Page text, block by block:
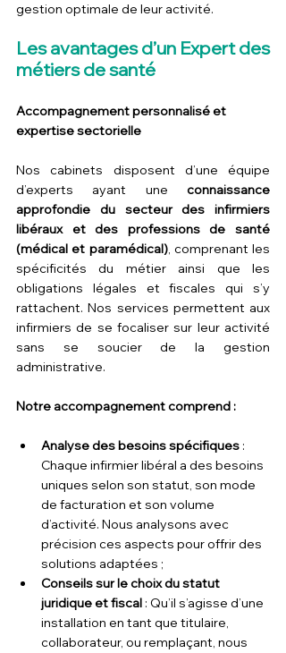
gestion optimale de leur activité.
Les avantages d’un Expert des
métiers de santé
Accompagnement personnalisé et
expertise sectorielle
Nos cabinets disposent d’une équipe
d’experts ayant une connaissance
approfondie du secteur des infirmiers
libéraux et des professions de santé
(médical et paramédical), comprenant les
spécificités du métier ainsi que les
obligations légales et fiscales qui s’y
rattachent. Nos services permettent aux
infirmiers de se focaliser sur leur activité
sans se soucier de la gestion
administrative.
Notre accompagnement comprend :
Analyse des besoins spécifiques :
Chaque infirmier libéral a des besoins
uniques selon son statut, son mode
de facturation et son volume
d’activité. Nous analysons avec
précision ces aspects pour offrir des
solutions adaptées ;
Conseils sur le choix du statut
juridique et fiscal : Qu’il s’agisse d’une
installation en tant que titulaire,
collaborateur, ou remplaçant, nous